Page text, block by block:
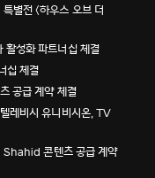
별전 <하우스 오브 더
성화 파트너십 체결
십 체결
공급 계약 체결
레비시 유니비시온, TV
콘텐츠 공급 계약